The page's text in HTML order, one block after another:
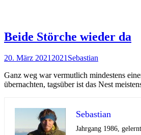
Beide Störche wieder da
20. März 20212021Sebastian
Ganz weg war vermutlich mindestens
übernachten, tagsüber ist das Nest
Sebastian
Jahrgang 1986,